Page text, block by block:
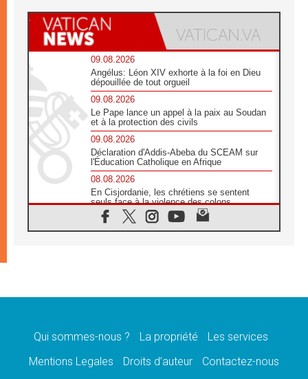
09.08.2026
Angélus: Léon XIV exhorte à la foi en Dieu
dépouillée de tout orgueil
09.08.2026
Le Pape lance un appel à la paix au Soudan
et à la protection des civils
09.08.2026
Déclaration d'Addis-Abeba du SCEAM sur
l'Éducation Catholique en Afrique
08.08.2026
En Cisjordanie, les chrétiens se sentent
seuls face à la violence des colons
08.08.2026
Léon XIV au sanctuaire de Notre Dame du
08.08.2026
08.08.2026
catholiques
Qui sommes-nous ? La propriété
Les services
Mentions Legales
Droits d’auteur Contactez-nous